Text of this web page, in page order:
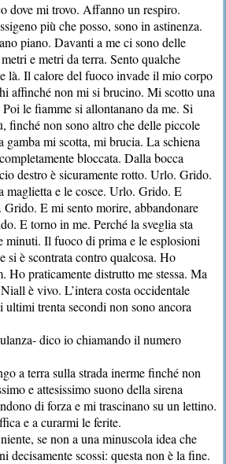
dove mi trovo. Affanno un respiro.
più che posso, sono in astinenza.
piano. Davanti a me ci sono delle
e metri da terra. Sento qualche
là. Il calore del fuoco invade il mio corpo
affinché non mi si brucino. Mi scotto una
le fiamme si allontanano da me. Si
finché non sono altro che delle piccole
mi scotta, mi brucia. La schiena
bloccata. Dalla bocca
destro è sicuramente rotto. Urlo. Grido.
maglietta e le cosce. Urlo. Grido. E
E mi sento morire, abbandonare
E torno in me. Perché la sveglia sta
minuti. Il fuoco di prima e le esplosioni
si è scontrata contro qualcosa. Ho
Ho praticamente distrutto me stessa. Ma
è vivo. L’intera costa occidentale
trenta secondi non sono ancora
dico io chiamando il numero
a terra sulla strada inerme finché non
e attesissimo suono della sirena
di forza e mi trascinano su un lettino.
e a curarmi le ferite.
se non a una minuscola idea che
decisamente scossi: questa non è la fine.